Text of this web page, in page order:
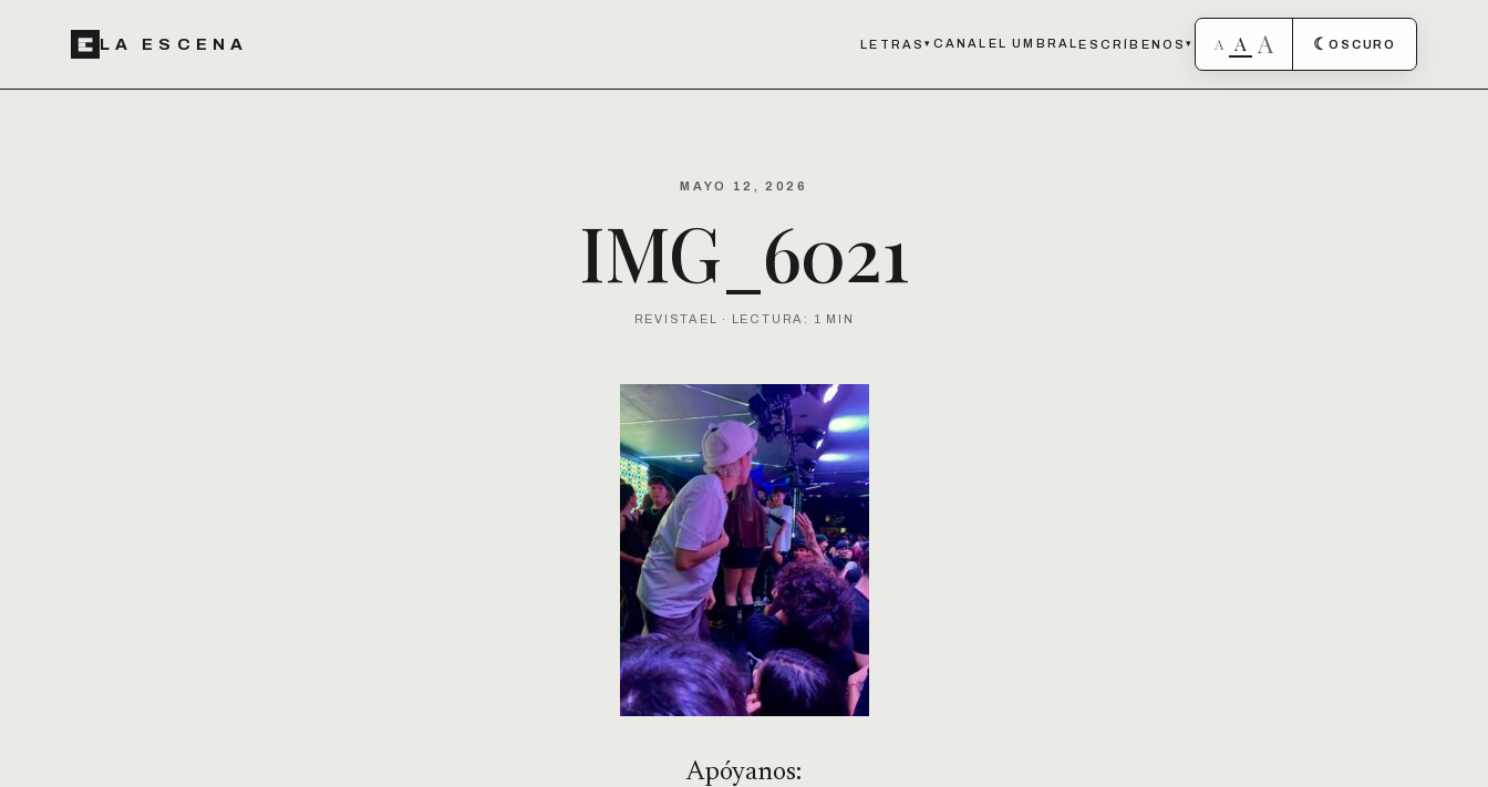
LA ESCENA LETRAS▾ CANAL EL UMBRALESCRÍBENOS▾ A A A ☾OSCURO
MAYO 12, 2026
IMG_6021
REVISTAEL · LECTURA: 1 MIN
Apóyanos: